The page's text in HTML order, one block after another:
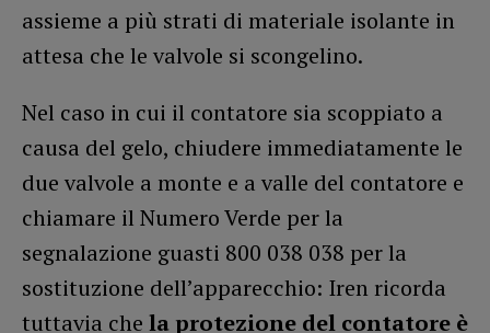
assieme a più strati di materiale isolante in
attesa che le valvole si scongelino.
Nel caso in cui il contatore sia scoppiato a
causa del gelo, chiudere immediatamente le
due valvole a monte e a valle del contatore e
chiamare il Numero Verde per la
segnalazione guasti 800 038 038 per la
sostituzione dell’apparecchio: Iren ricorda
tuttavia che la protezione del contatore è